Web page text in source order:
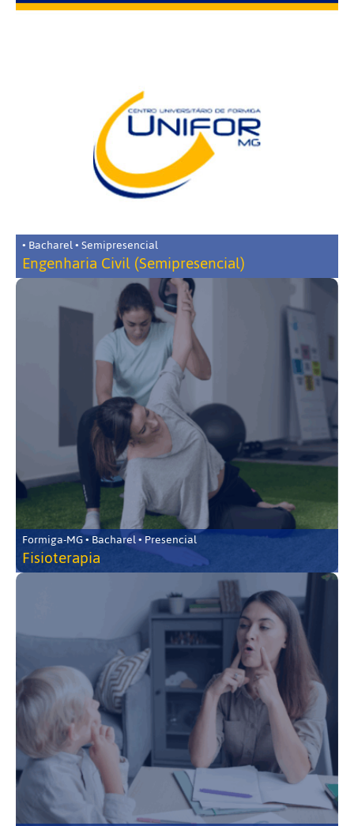
• Bacharel • Semipresencial
Engenharia Civil (Semipresencial)
Formiga-MG • Bacharel • Presencial
Fisioterapia